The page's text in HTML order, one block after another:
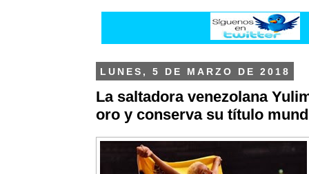
LUNES, 5 DE MARZO DE 2018
La saltadora venezolana
oro y conserva su título